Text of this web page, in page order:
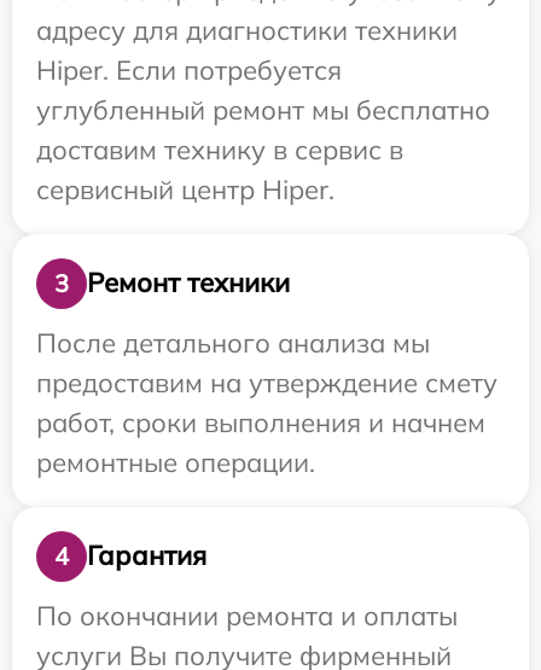
адресу для диагностики техники
Hiper. Если потребуется
углубленный ремонт мы бесплатно
доставим технику в сервис в
сервисный центр Hiper.
3
Ремонт техники
После детального анализа мы
предоставим на утверждение смету
работ, сроки выполнения и начнем
ремонтные операции.
4
Гарантия
По окончании ремонта и оплаты
услуги Вы получите фирменный